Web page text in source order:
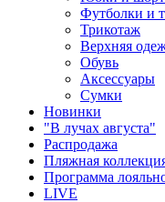
Футболки и
Трикотаж
Верхняя
Обувь
Аксессуары
Сумки
Новинки
"В лучах августа"
Распродажа
Пляжная
Программа
LIVE